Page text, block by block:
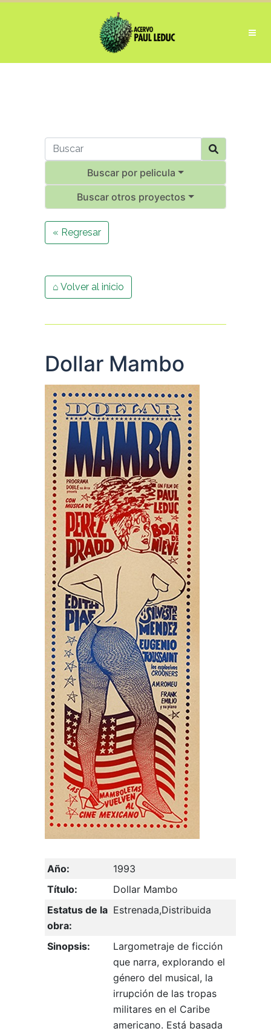
Buscar por pelicula
Buscar otros proyectos
« Regresar
⌂ Volver al inicio
Dollar Mambo
Año:
1993
Título:
Dollar Mambo
Estatus de la
obra:
Estrenada,Distribuida
Sinopsis:
Largometraje de ficción
que narra, explorando el
género del musical, la
irrupción de las tropas
militares en el Caribe
americano. Está basada